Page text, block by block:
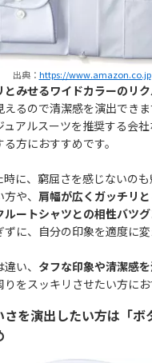
出典： https://www.amazon.co.jp
みせるワイドカラーのリク
るので清潔感を演出でき
アルスーツを推奨する会
方におすすめです。
時に、窮屈さを感じないの
や、 肩幅が広くガッチリ
ートシャツとの相性バツグ
に、自分の印象を適度に変
い、 タフな印象や清潔感
をスッキリさせたい方にお
を演出したい方は「ボ